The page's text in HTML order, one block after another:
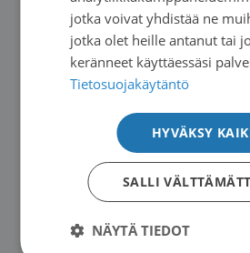
Vuoden 2026 MPE
Lissabonissa Portugalissa
Kari Lehtomäki
Kirjoittaja on myeloomapotilas
myeloomaverkoston jäsen.
jotka voivat yhdistää ne
jotka olet heille antanut tai
keränneet käyttäessäsi
Tietosuojakäytäntö
HYVÄKSY
SALLI
NÄYTÄ TIEDOT